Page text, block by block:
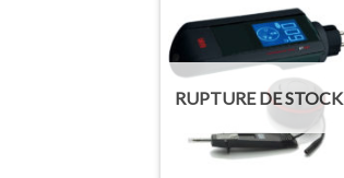
RUPTURE DE STOCK